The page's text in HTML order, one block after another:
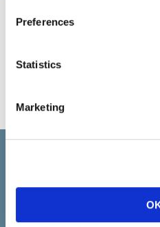
Preferences
Statistics
Marketing
Il n'ya pas de postes